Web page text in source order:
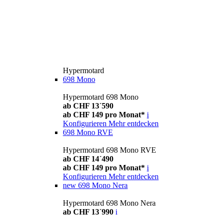
Hypermotard
698 Mono
Hypermotard 698 Mono
ab CHF 13´590
ab CHF 149 pro Monat* i
Konfigurieren Mehr entdecken
698 Mono RVE
Hypermotard 698 Mono RVE
ab CHF 14´490
ab CHF 149 pro Monat* i
Konfigurieren Mehr entdecken
new 698 Mono Nera
Hypermotard 698 Mono Nera
ab CHF 13´990 i